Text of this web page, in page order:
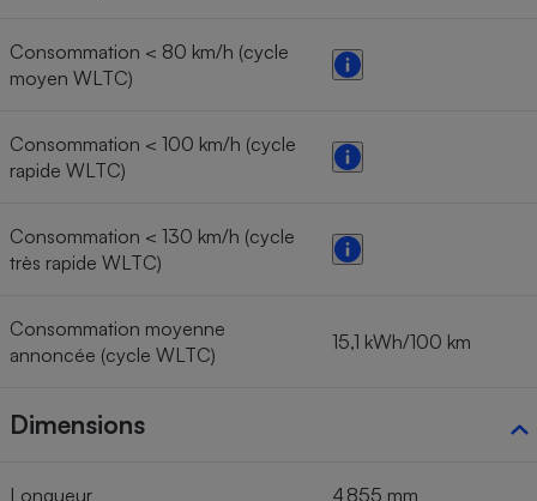
Consommation < 80 km/h (cycle
moyen WLTC)
Consommation < 100 km/h (cycle
rapide WLTC)
Consommation < 130 km/h (cycle
très rapide WLTC)
Consommation moyenne
annoncée (cycle WLTC)
15,1 kWh/100 km
Dimensions
Longueur 4 855 mm